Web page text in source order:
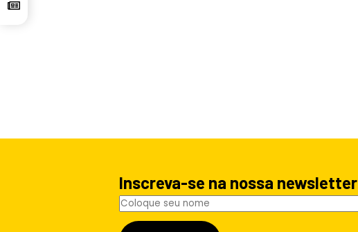
Inscreva-se na nossa newsletter